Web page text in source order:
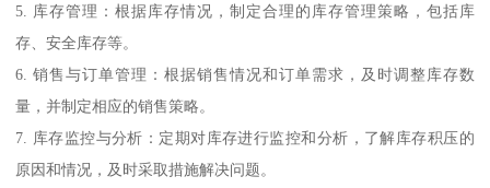
5. 库存管理：根据库存情况，制定合理的库存管理策略，包括库
存、安全库存等。
6. 销售与订单管理：根据销售情况和订单需求，及时调整库存数
量，并制定相应的销售策略。
7. 库存监控与分析：定期对库存进行监控和分析，了解库存积压的
原因和情况，及时采取措施解决问题。